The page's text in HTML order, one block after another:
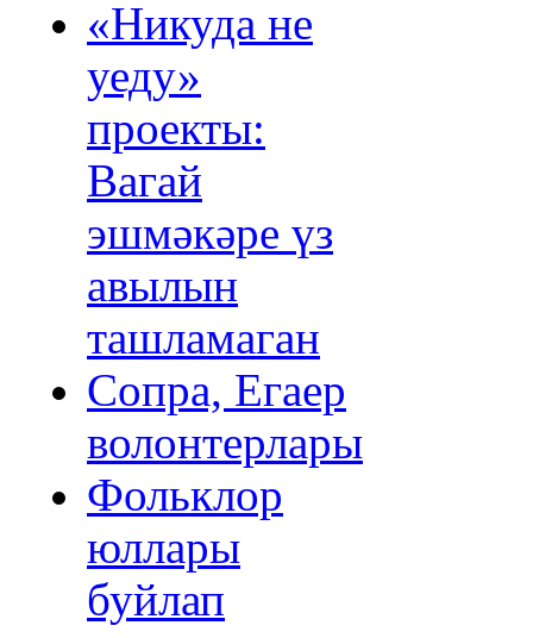
«Никуда не
уеду»
проекты:
Вагай
эшмәкәре үз
авылын
ташламаган
Сопра, Егаер
волонтерлары
Фольклор
юллары
буйлап